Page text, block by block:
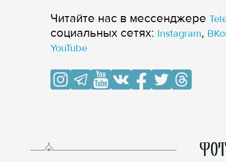
Читайте нас в мессенджере
cоциальных сетях: Instagram,
YouTube